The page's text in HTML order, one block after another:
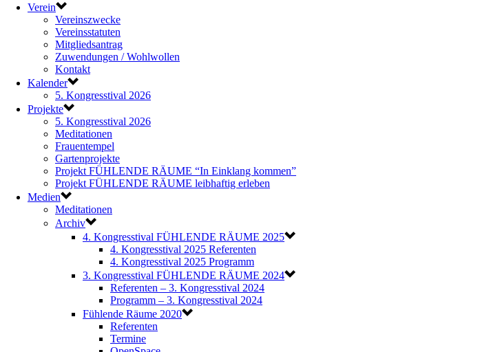
Verein
Vereinszwecke
Vereinsstatuten
Mitgliedsantrag
Zuwendungen / Wohlwollen
Kontakt
Kalender
5. Kongresstival 2026
Projekte
5. Kongresstival 2026
Meditationen
Frauentempel
Gartenprojekte
Projekt FÜHLENDE RÄUME “In Einklang kommen”
Projekt FÜHLENDE RÄUME leibhaftig erleben
Medien
Meditationen
Archiv
4. Kongresstival FÜHLENDE RÄUME 2025
4. Kongresstival 2025 Referenten
4. Kongresstival 2025 Programm
3. Kongresstival FÜHLENDE RÄUME 2024
Referenten – 3. Kongresstival 2024
Programm – 3. Kongresstival 2024
Fühlende Räume 2020
Referenten
Termine